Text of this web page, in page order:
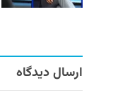
ارسال دیدگاه